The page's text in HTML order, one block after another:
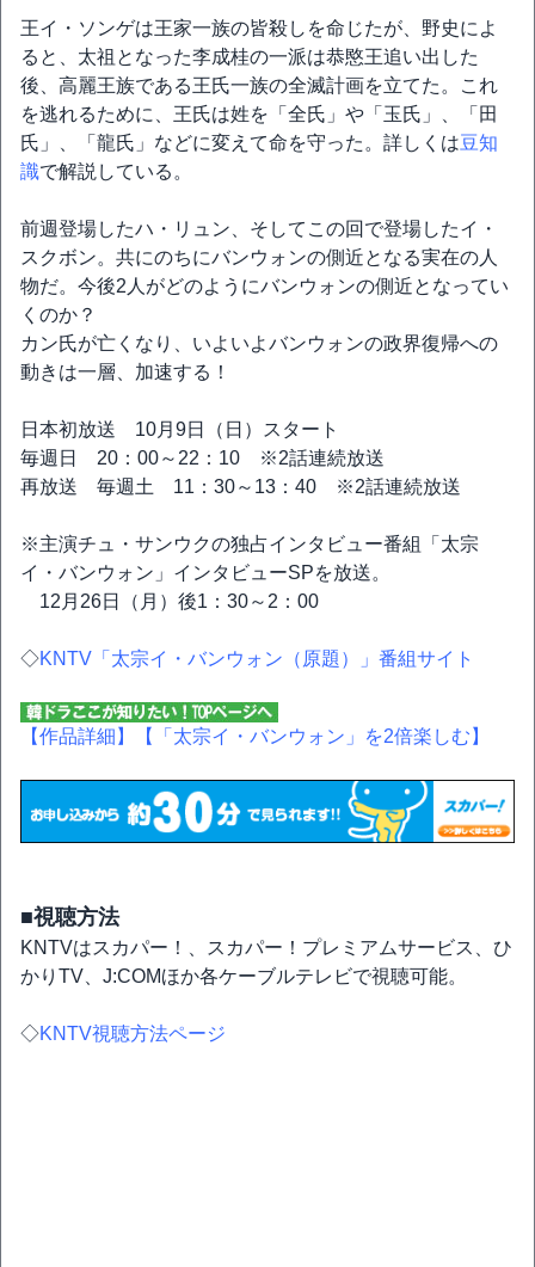
王イ・ソンゲは王家一族の皆殺しを命じたが、野史によ
ると、太祖となった李成桂の一派は恭愍王追い出した
後、高麗王族である王氏一族の全滅計画を立てた。これ
を逃れるために、王氏は姓を「全氏」や「玉氏」、「田
氏」、「龍氏」などに変えて命を守った。詳しくは豆知
識で解説している。
前週登場したハ・リュン、そしてこの回で登場したイ・
スクボン。共にのちにバンウォンの側近となる実在の人
物だ。今後2人がどのようにバンウォンの側近となってい
くのか？
カン氏が亡くなり、いよいよバンウォンの政界復帰への
動きは一層、加速する！
日本初放送 10月9日（日）スタート
毎週日 20：00～22：10 ※2話連続放送
再放送 毎週土 11：30～13：40 ※2話連続放送
※主演チュ・サンウクの独占インタビュー番組「太宗
イ・バンウォン」インタビューSPを放送。
12月26日（月）後1：30～2：00
◇KNTV「太宗イ・バンウォン（原題）」番組サイト
【作品詳細】 【「太宗イ・バンウォン」を2倍楽しむ】
■視聴方法
KNTVはスカパー！、スカパー！プレミアムサービス、ひ
かりTV、J:COMほか各ケーブルテレビで視聴可能。
◇KNTV視聴方法ページ